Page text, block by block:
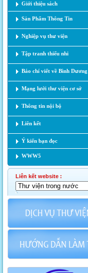
Giới thiệu sách
Sản Phẩm Thông Tin
Nghiệp vụ thư viện
Tập tranh thiếu nhi
Báo chí viết về Bình Dương
Mạng lưới thư viện cơ sở
Thông tin nội bộ
Liên kết
Ý kiến bạn đọc
WWW5
Liên kết website :